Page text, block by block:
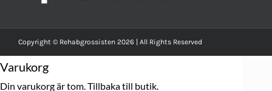
Copyright © Rehabgrossisten 2026 | All Rights Reserved
Varukorg
Din varukorg är tom.Tillbaka till butik.